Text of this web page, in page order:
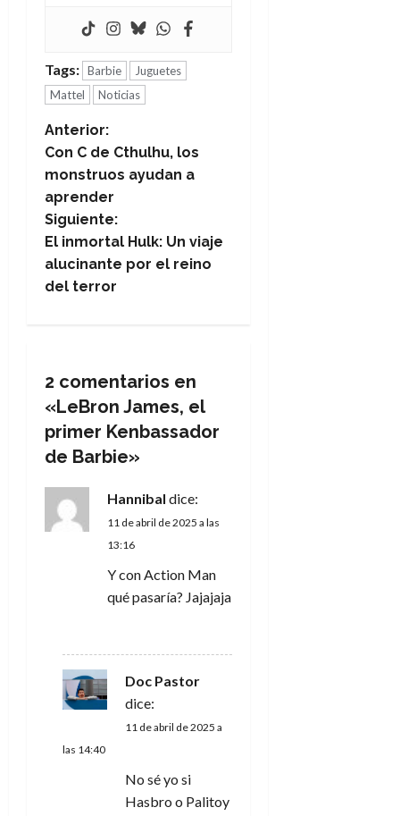
Tags: Barbie
Juguetes
Mattel
Noticias
N
a
v
e
g
i
ó
d
Anterior:
Con C de Cthulhu, los
monstruos ayudan a
aprender
Siguiente:
El inmortal Hulk: Un viaje
alucinante por el reino
del terror
2 comentarios en
«LeBron James, el
primer Kenbassador
de Barbie»
Hannibal dice:
11 de abril de 2025 a las
13:16
Y con Action Man
qué pasaría? Jajajaja
Doc Pastor
dice:
11 de abril de 2025 a
las 14:40
No sé yo si
Hasbro o Palitoy